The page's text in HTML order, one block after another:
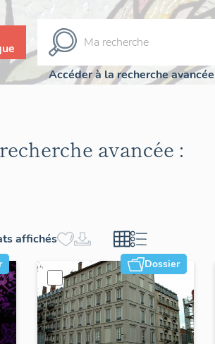
Accéder à la recherche avancée
avancée :
affichés
Dossier